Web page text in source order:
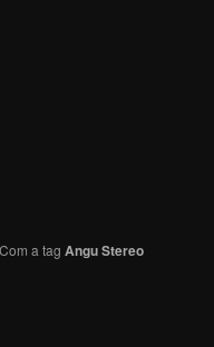
Com a tagAngu Stereo